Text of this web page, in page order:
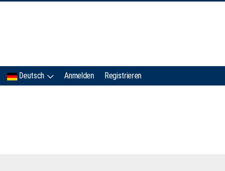
Deutsch Anmelden Registrieren